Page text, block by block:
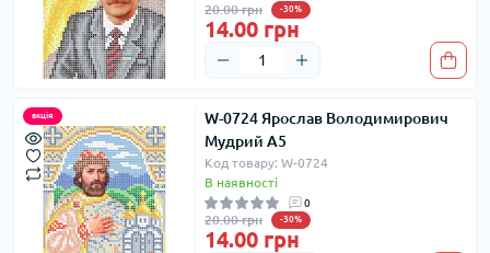
20.00 грн -30%
14.00 грн
акція
W-0724 Ярослав Володимирович
Мудрий А5
Код товару: W-0724
В наявності
0
20.00 грн -30%
14.00 грн